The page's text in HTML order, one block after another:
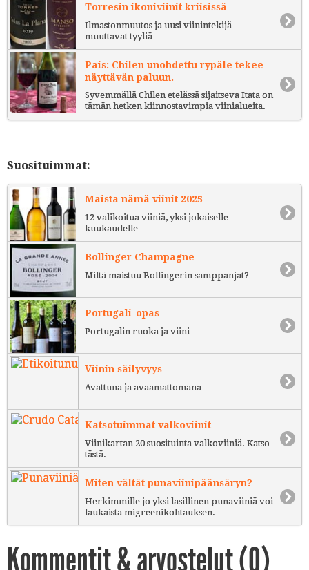
Torresin ikoniviinit kriisissä
Ilmastonmuutos ja uusi viinintekijä
muuttavat tyyliä
País: Chilen unohdettu rypäle tekee
näyttävän paluun.
Syvemmällä Chilen etelässä sijaitseva Itata on
tämän hetken kiinnostavimpia viinialueita.
Suosituimmat:
Maista nämä viinit 2025
12 valikoitua viiniä, yksi jokaiselle
kuukaudelle
Bollinger Champagne
Miltä maistuu Bollingerin samppanjat?
Portugali-opas
Portugalin ruoka ja viini
Viinin säilyvyys
Avattuna ja avaamattomana
Katsotuimmat valkoviinit
Viinikartan 20 suosituinta valkoviiniä. Katso
tästä.
Miten vältät punaviinipäänsäryn?
Herkimmille jo yksi lasillinen punaviiniä voi
laukaista migreenikohtauksen.
Kommentit & arvostelut (0)